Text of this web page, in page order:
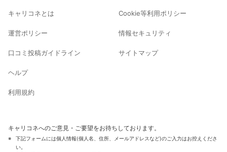
キャリコネとは
運営ポリシー
口コミ投稿ガイドライン
ヘルプ
利用規約
Cookie等利用ポリシー
情報セキュリティ
サイトマップ
キャリコネへのご意見・ご要望をお待ちしております。
下記フォームには個人情報(個人名、住所、メールアドレスなど)のご入力はお控えくださ
い。